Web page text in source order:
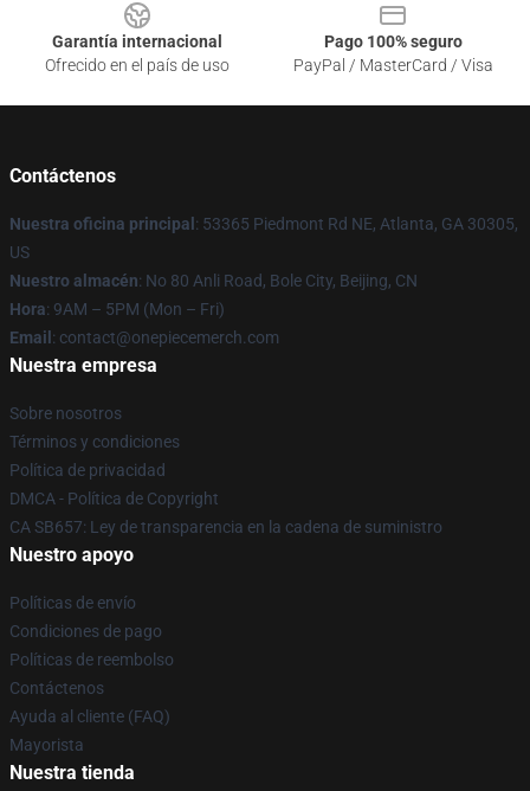
Garantía internacional
Ofrecido en el país de uso
Pago 100% seguro
PayPal / MasterCard / Visa
Contáctenos
Nuestra oficina principal : 53365 Piedmont Rd NE, Atlanta, GA 30305,
US
Nuestro almacén: No 80 Anli Road, Bole City, Beijing, CN
Hora: 9AM – 5PM (Mon – Fri)
Email : contact@onepiecemerch.com
Nuestra empresa
Sobre nosotros
Términos y condiciones
Política de privacidad
DMCA - Política de Copyright
CA SB657: Ley de transparencia en la cadena de suministro
Nuestro apoyo
Políticas de envío
Condiciones de pago
Políticas de reembolso
Contáctenos
Ayuda al cliente (FAQ)
Mayorista
Nuestra tienda